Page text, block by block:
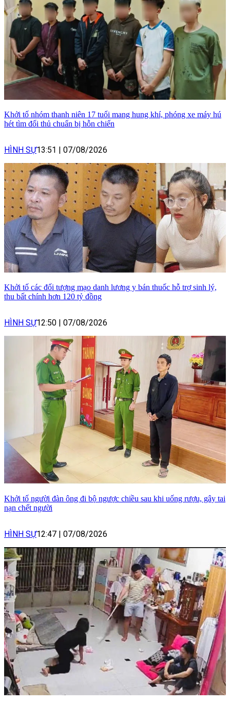
Khởi tố nhóm thanh niên 17 tuổi mang hung khí, phóng xe máy hú
hét tìm đối thủ chuẩn bị hỗn chiến
HÌNH SỰ13:51 07/08/2026
Khởi tố các đối tượng mạo danh lương y bán thuốc hỗ trợ sinh lý,
thu bất chính hơn 120 tỷ đồng
HÌNH SỰ12:50 | 07/08/2026
Khởi tố người đàn ông đi bộ ngược chiều sau khi uống rượu, gây tai
nạn chết người
HÌNH SỰ12:47 | 07/08/2026